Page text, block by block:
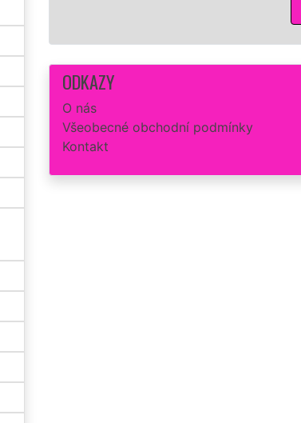
ODKAZY
O nás
Všeobecné obchodní podmínky
Kontakt